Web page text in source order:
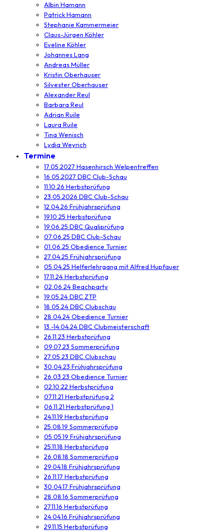
Albin Hamann
Patrick Hamann
Stephanie Kammermeier
Claus-Jürgen Köhler
Eveline Köhler
Johannes Lang
Andreas Müller
Kristin Oberhauser
Silvester Oberhauser
Alexander Reul
Barbara Reul
Adrian Ruile
Laura Ruile
Tina Wenisch
Lydia Weyrich
Termine
17.05.2027 Hasenhirsch Welpentreffen
16.05.2027 DBC Club-Schau
11.10.26 Herbstprüfung
23.05.2026 DBC Club-Schau
12.04.26 Frühjahrsprüfung
19.10.25 Herbstprüfung
19.06.25 DBC Qualiprüfung
07.06.25 DBC Club-Schau
01.06.25 Obedience Turnier
27.04.25 Frühjahrsprüfung
05.04.25 Helferlehrgang mit Alfred Hupfauer
17.11.24 Herbstprüfung
02.06.24 Beachparty
19.05.24 DBC ZTP
18.05.24 DBC Clubschau
28.04.24 Obedience Turnier
13.-14.04.24 DBC Clubmeisterschaft
26.11.23 Herbstprüfung
09.07.23 Sommerprüfung
27.05.23 DBC Clubschau
30.04.23 Frühjahrsprüfung
26.03.23 Obedience Turnier
02.10.22 Herbstprüfung
07.11.21 Herbstprüfung 2
06.11.21 Herbstprüfung 1
24.11.19 Herbstprüfung
25.08.19 Sommerprüfung
05.05.19 Frühjahrsprüfung
25.11.18 Herbstprüfung
26.08.18 Sommerprüfung
29.04.18 Frühjahrsprüfung
26.11.17 Herbstprüfung
30.04.17 Frühjahrsprüfung
28.08.16 Sommerprüfung
27.11.16 Herbstprüfung
24.04.16 Frühjahrsprüfung
29.11.15 Herbstprüfung